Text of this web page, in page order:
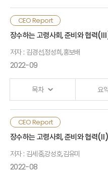
확보 등을 주요 제약 요인으로
국내 보험회사는 채권과 인
체계를 갖추고 있으며, 주로
운용하여 ESG 투자를 하고
보험회사에 비해 ESG 통합
위탁운용사 선정 체계가 부족
국내 보험회사는 장기 성과
필요가 있으며, ESG 요소
체계를 구축할 필요가 있음.
ESG 투자 관련 내부 전문성
공시제도를 개선하여 ESG 공
사업의 ESG 데이터를 투명
기반 미비로 인해 보험회사
회사별로 상품이 차별화되
상태임
반려동물보험 활성화의 장
와 보험회사, 동물병원 간
진료비용 체계가 비표준
어렵고, 동물병원마다
불만이 지속되고, 보험
확대에 어려움이 있음.
보험회사와 당국이 이러
노력을 기울여야 함
보험회사는 동물병원과
진료비 협상을 시도하고,
· 참고문헌
2022년 보험회사 CEO 설
대상으로 현재 보험산업을 둘
요구 등에 대한 견해를 청취
42명의 CEO 중 38명(생
응답하였고 응답율은 90%임
보험회사 CEO들은 대부분
시중금리 상승 또한 단
부정적일 것으로 전망하였고
가능성이 높다고 판단함
인플레이션, 금리 상승 등 경
긍정적으로 작용할 것으로
Ⅰ. 설문조사 배경
Ⅱ. 설문조사 결과
Ⅲ. 요약 및 시사점
· 부록
CEO Report
장수하는 고령사회, 준비와 협력
저자 : 김경선,정성희,홍보배
2022-09
목차 요
인구고령화에 따라 의료·요
가운데, 현재 공공부문의 재
역할 확대에 장애 요인이 존재함
정부는 2005년부터 총 4차에
Ⅰ. 검토 배경
Ⅱ. 문제 제기
CEO Report
저자 : 김세중,강성호,김유미
2022-08